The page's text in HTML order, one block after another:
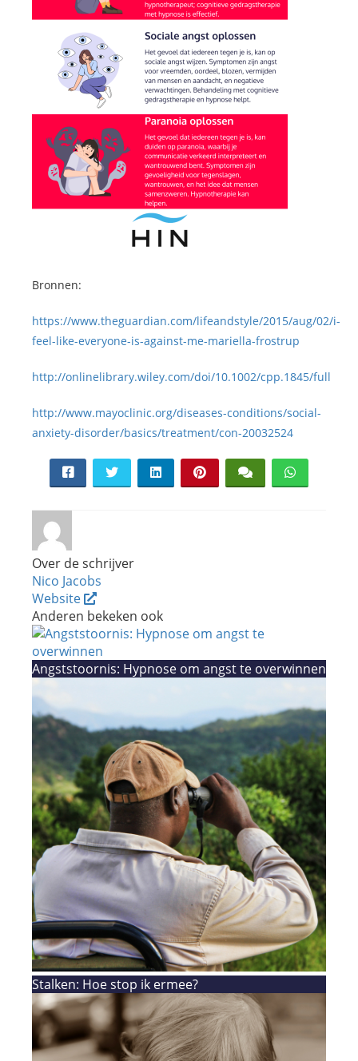
Bronnen:
https://www.theguardian.com/lifeandstyle/2015/aug/02/i-
feel-like-everyone-is-against-me-mariella-frostrup
http://onlinelibrary.wiley.com/doi/10.1002/cpp.1845/full
http://www.mayoclinic.org/diseases-conditions/social-
anxiety-disorder/basics/treatment/con-20032524
Over de schrijver
Nico Jacobs
Website
Anderen bekeken ook
Angststoornis: Hypnose om angst te overwinnen
Stalken: Hoe stop ik ermee?